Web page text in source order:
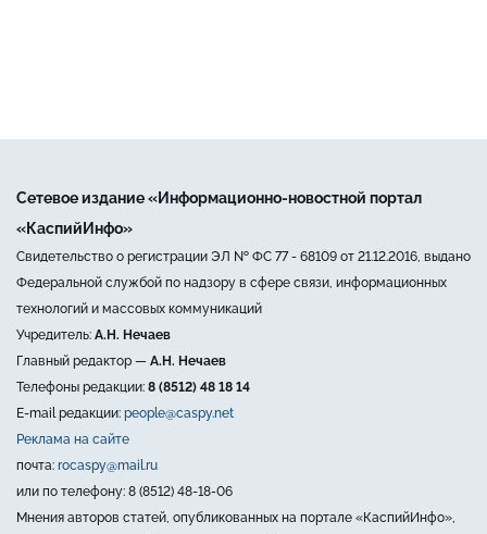
Сетевое издание «Информационно-новостной портал
«КаспийИнфо»
Свидетельство о регистрации ЭЛ № ФС 77 - 68109 от 21.12.2016, выдано
Федеральной службой по надзору в сфере связи, информационных
технологий и массовых коммуникаций
Учредитель: А.Н. Нечаев
Главный редактор — А.Н. Нечаев
Телефоны редакции: 8 (8512) 48 18 14
E-mail редакции: people@caspy.net
Реклама на сайте
почта: rocaspy@mail.ru
или по телефону: 8 (8512) 48-18-06
Мнения авторов статей, опубликованных на портале «КаспийИнфо»,